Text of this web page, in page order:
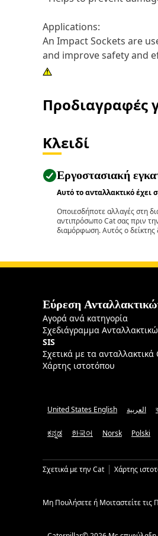
Applications:
An Impact Sockets are
and improve safety and
Προδιαγραφές
Κλειδί
Εργοστασιακή
Αυτό το ανταλλακτικό έχει
Οποιεσδήποτε αλλαγές στη
αντιπρόσωπο Cat σας πριν
διαμόρφωση. Αυτός ο δείκτης
Εύρεση
Αγορά ανά κατηγορία
Σχεδιάγραμμα
SIS
Σχετικά με τα ανταλλακτικά
Χάρτης ιστοτόπου
United States English العربية
ಕನ್ನಡ 한국어 Norsk Polski
Σχετικά με την Cat Χάρτης
Μη Πουλήσετε ή Μοιταστείτε